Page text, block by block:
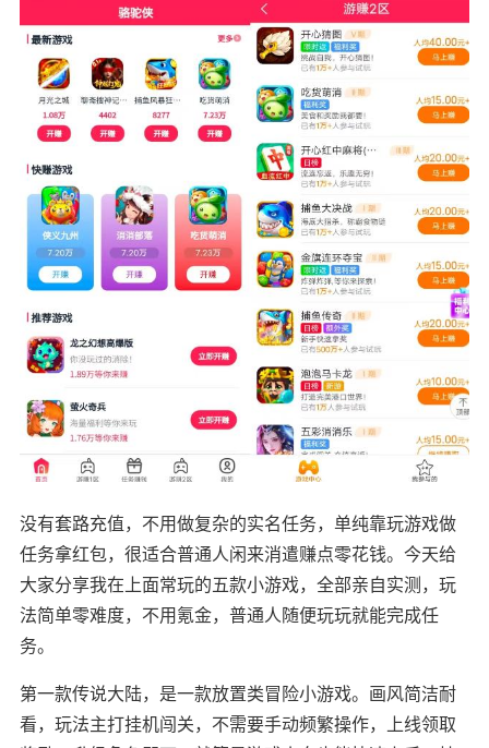
没有套路充值，不用做复杂的实名任务，单纯靠玩游戏做
任务拿红包，很适合普通人闲来消遣赚点零花钱。今天给
大家分享我在上面常玩的五款小游戏，全部亲自实测，玩
法简单零难度，不用氪金，普通人随便玩玩就能完成任
务。
第一款传说大陆，是一款放置类冒险小游戏。画风简洁耐
看，玩法主打挂机闯关，不需要手动频繁操作，上线领取